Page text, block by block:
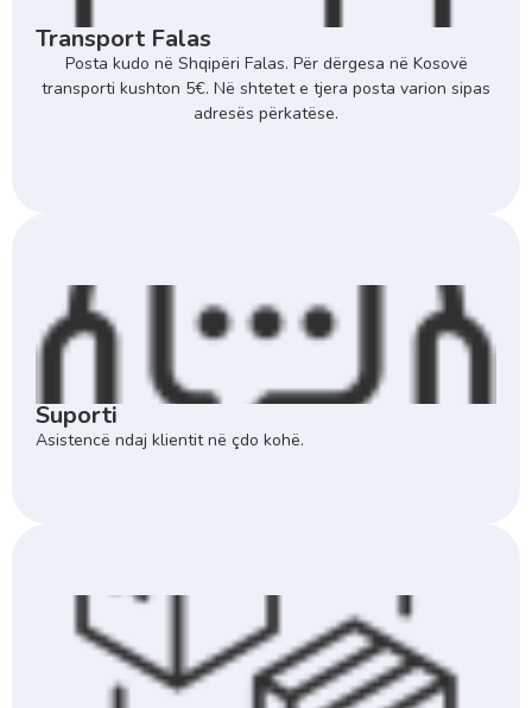
Transport Falas
Posta kudo në Shqipëri Falas. Për dërgesa në Kosovë
transporti kushton 5€. Në shtetet e tjera posta varion sipas
adresës përkatëse.
Suporti
Asistencë ndaj klientit në çdo kohë.